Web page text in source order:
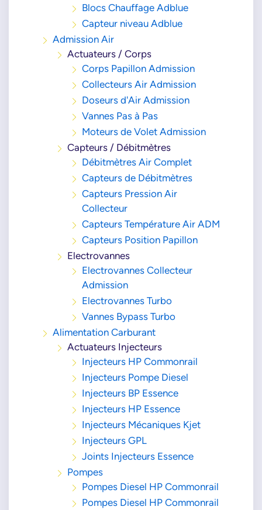
Blocs Chauffage Adblue
Capteur niveau Adblue
Admission Air
Actuateurs / Corps
Corps Papillon Admission
Collecteurs Air Admission
Doseurs d'Air Admission
Vannes Pas à Pas
Moteurs de Volet Admission
Capteurs / Débitmètres
Débitmètres Air Complet
Capteurs de Débitmètres
Capteurs Pression Air
Collecteur
Capteurs Température Air ADM
Capteurs Position Papillon
Electrovannes
Electrovannes Collecteur
Admission
Electrovannes Turbo
Vannes Bypass Turbo
Alimentation Carburant
Actuateurs Injecteurs
Injecteurs HP Commonrail
Injecteurs Pompe Diesel
Injecteurs BP Essence
Injecteurs HP Essence
Injecteurs Mécaniques Kjet
Injecteurs GPL
Joints Injecteurs Essence
Pompes
Pompes Diesel HP Commonrail
Pompes Diesel HP Commonrail